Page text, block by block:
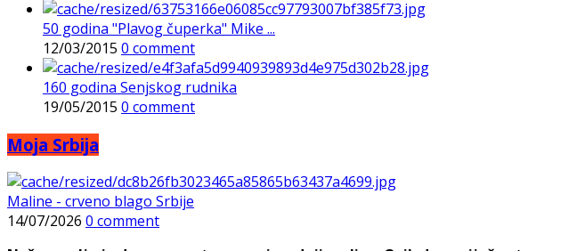
50 godina "Plavog čuperka" Mike ...
12/03/2015 0 comment
160 godina Senjskog rudnika
19/05/2015 0 comment
Moja Srbija
Maline - crveno blago Srbije
14/07/2026 0 comment